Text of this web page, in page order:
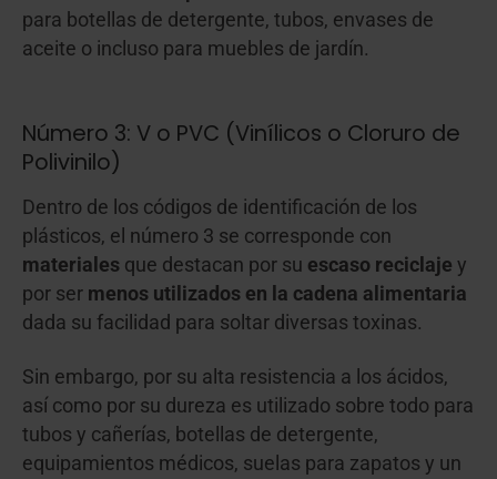
para botellas de detergente, tubos, envases de
aceite o incluso para muebles de jardín.
Número 3: V o PVC (Vinílicos o Cloruro de
Polivinilo)
Dentro de los códigos de identificación de los
plásticos, el número 3 se corresponde con
materiales que destacan por su escaso reciclaje y
por ser menos utilizados en la cadena alimentaria
dada su facilidad para soltar diversas toxinas.
Sin embargo, por su alta resistencia a los ácidos,
así como por su dureza es utilizado sobre todo para
tubos y cañerías, botellas de detergente,
equipamientos médicos, suelas para zapatos y un